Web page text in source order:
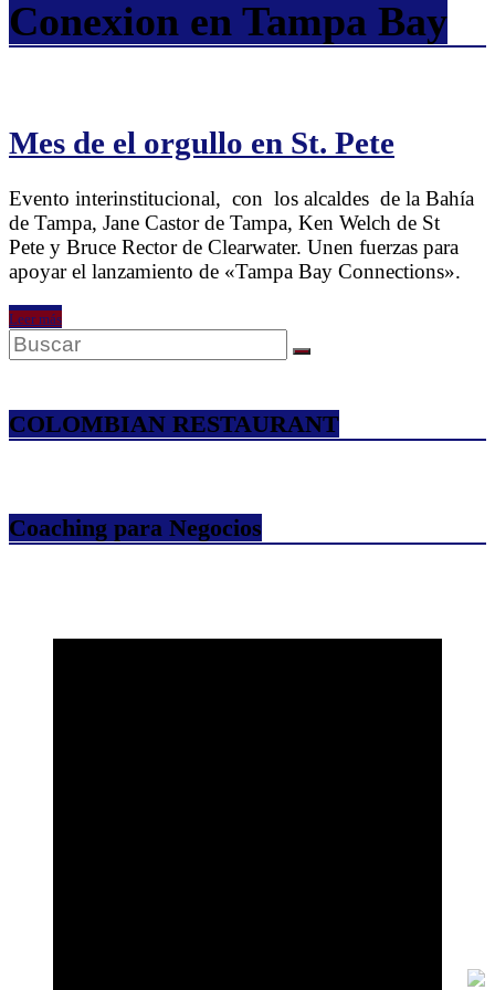
Conexion en Tampa Bay
Mes de el orgullo en St. Pete
Evento interinstitucional, con los alcaldes de la Bahía
de Tampa, Jane Castor de Tampa, Ken Welch de St
Pete y Bruce Rector de Clearwater. Unen fuerzas para
apoyar el lanzamiento de «Tampa Bay Connections».
Leer más
COLOMBIAN RESTAURANT
Coaching para Negocios